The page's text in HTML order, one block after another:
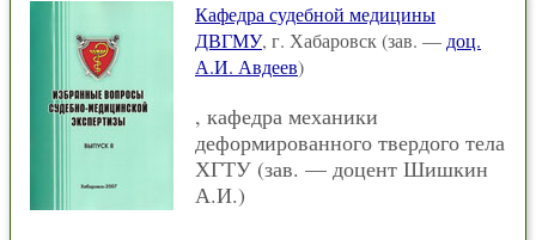
Кафедра судебной медицины
ДВГМУ, г. Хабаровск (зав. — доц.
А.И. Авдеев)
, кафедра механики
деформированного твердого тела
ХГТУ (зав. — доцент Шишкин
А.И.)